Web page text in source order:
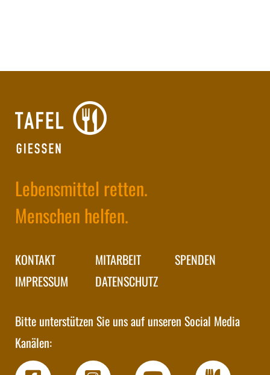
Lebensmittel retten.
Menschen helfen.
KONTAKT
IMPRESSUM
MITARBEIT
DATENSCHUTZ
SPENDEN
Bitte unterstützen Sie uns auf unseren Social Media
Kanälen: